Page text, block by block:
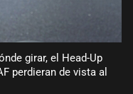
girar, el Head-Up
perdieran de vista al